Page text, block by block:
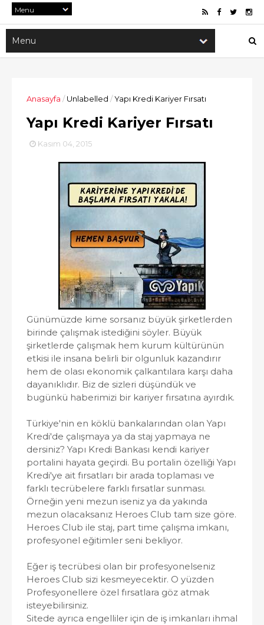
Anasayfa /Unlabelled /Yapı Kredi Kariyer Fırsatı
Yapı Kredi Kariyer Fırsatı
Kasım 04, 2015
Günümüzde kime sorsanız büyük şirketlerden
birinde çalışmak istediğini söyler. Büyük
şirketlerde çalışmak hem kurum kültürünün
etkisi ile insana belirli bir olgunluk kazandırır
hem de olası ekonomik çalkantılara karşı daha
dayanıklıdır. Biz de sizleri düşündük ve
bugünkü haberimizi bir kariyer fırsatına ayırdık.
Türkiye'nin en köklü bankalarından olan Yapı
Kredi'de çalışmaya ya da staj yapmaya ne
dersiniz? Yapı Kredi Bankası kendi kariyer
portalini hayata geçirdi. Bu portalin özelliği Yapı
Kredi'ye ait fırsatları bir arada toplaması ve
farklı tecrübelere farklı fırsatlar sunması.
Örneğin yeni mezun iseniz ya da yakında
mezun olacaksanız Heroes Club tam size göre.
Heroes Club ile staj, part time çalışma imkanı,
profesyonel eğitimler seni bekliyor.
Eğer iş tecrübesi olan bir profesyonelseniz
Heroes Club sizi kesmeyecektir. O yüzden
Profesyonellere özel fırsatlara göz atmak
isteyebilirsiniz.
Sitede ayrıca engelliler için de iş imkanları ihmal